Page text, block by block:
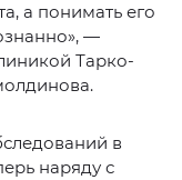
а понимать его
—
Тарко-
в
наряду с